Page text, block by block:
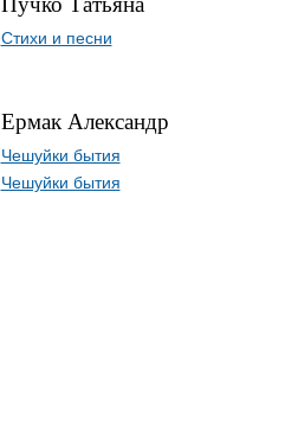
Стихи и песни
Ермак Александр
Чешуйки бытия
Чешуйки бытия